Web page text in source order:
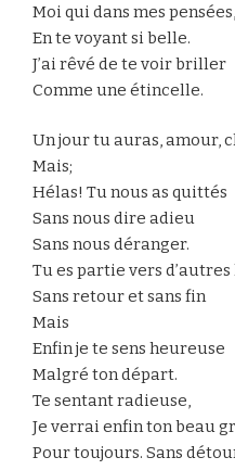
Moi qui dans mes pensées,
En te voyant si belle.
J’ai rêvé de te voir briller
Comme une étincelle.
Un jour tu auras, amour,
Mais;
Hélas! Tu nous as quittés
Sans nous dire adieu
Sans nous déranger.
Tu es partie vers
Sans retour et sans fin
Mais
Enfin je te sens heureuse
Malgré ton départ.
Te sentant radieuse,
Je verrai enfin ton beau
Pour toujours. Sans